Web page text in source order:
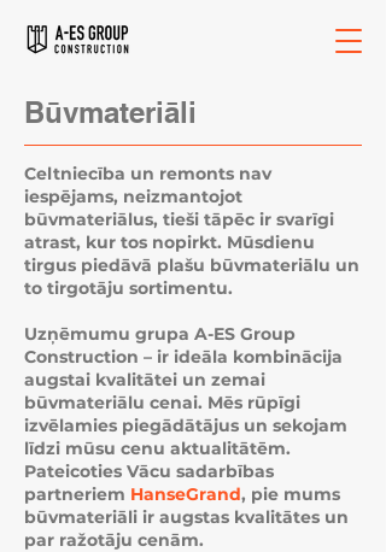
Būvmateriāli
Celtniecība un remonts nav
iespējams, neizmantojot
būvmateriālus, tieši tāpēc ir svarīgi
atrast, kur tos nopirkt. Mūsdienu
tirgus piedāvā plašu būvmateriālu un
to tirgotāju sortimentu.
Uzņēmumu grupa A-ES Group
Construction – ir ideāla kombinācija
augstai kvalitātei un zemai
būvmateriālu cenai. Mēs rūpīgi
izvēlamies piegādātājus un sekojam
līdzi mūsu cenu aktualitātēm.
Pateicoties Vācu sadarbības
partneriem HanseGrand, pie mums
būvmateriāli ir augstas kvalitātes un
par ražotāju cenām.